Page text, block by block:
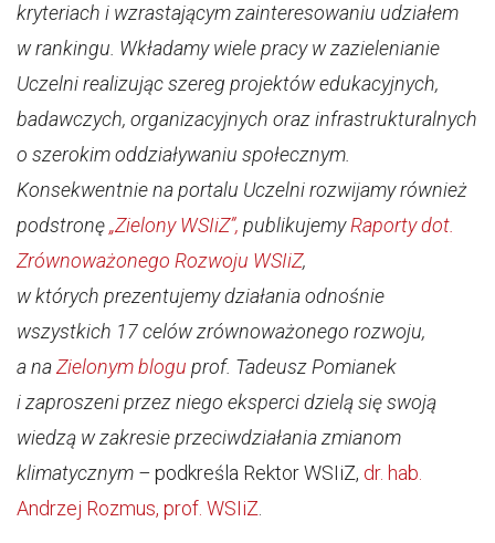
kryteriach i wzrastającym zainteresowaniu udziałem
w rankingu. Wkładamy wiele pracy w zazielenianie
Uczelni realizując szereg projektów edukacyjnych,
badawczych, organizacyjnych oraz infrastrukturalnych
o szerokim oddziaływaniu społecznym.
Konsekwentnie na portalu Uczelni rozwijamy również
podstronę„Zielony WSIiZ”, publikujemyRaporty dot.
Zrównoważonego Rozwoju WSIiZ,
w których prezentujemy działania odnośnie
wszystkich 17 celów zrównoważonego rozwoju,
a naZielonym blogu prof. Tadeusz Pomianek
i zaproszeni przez niego eksperci dzielą się swoją
wiedzą w zakresie przeciwdziałania zmianom
klimatycznym –podkreśla Rektor WSIiZ, dr. hab.
Andrzej Rozmus, prof. WSIiZ